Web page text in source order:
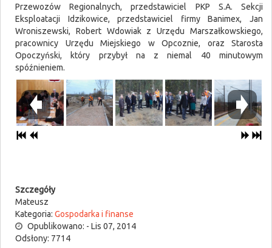
Przewozów Regionalnych, przedstawiciel PKP S.A. Sekcji
Eksploatacji Idzikowice, przedstawiciel firmy Banimex, Jan
Wroniszewski, Robert Wdowiak z Urzędu Marszałkowskiego,
pracownicy Urzędu Miejskiego w Opcoznie, oraz Starosta
Opoczyński, który przybył na z niemal 40 minutowym
spóźnieniem.
Szczegóły
Mateusz
Kategoria: Gospodarka i finanse
Opublikowano: - Lis 07, 2014
Odsłony: 7714